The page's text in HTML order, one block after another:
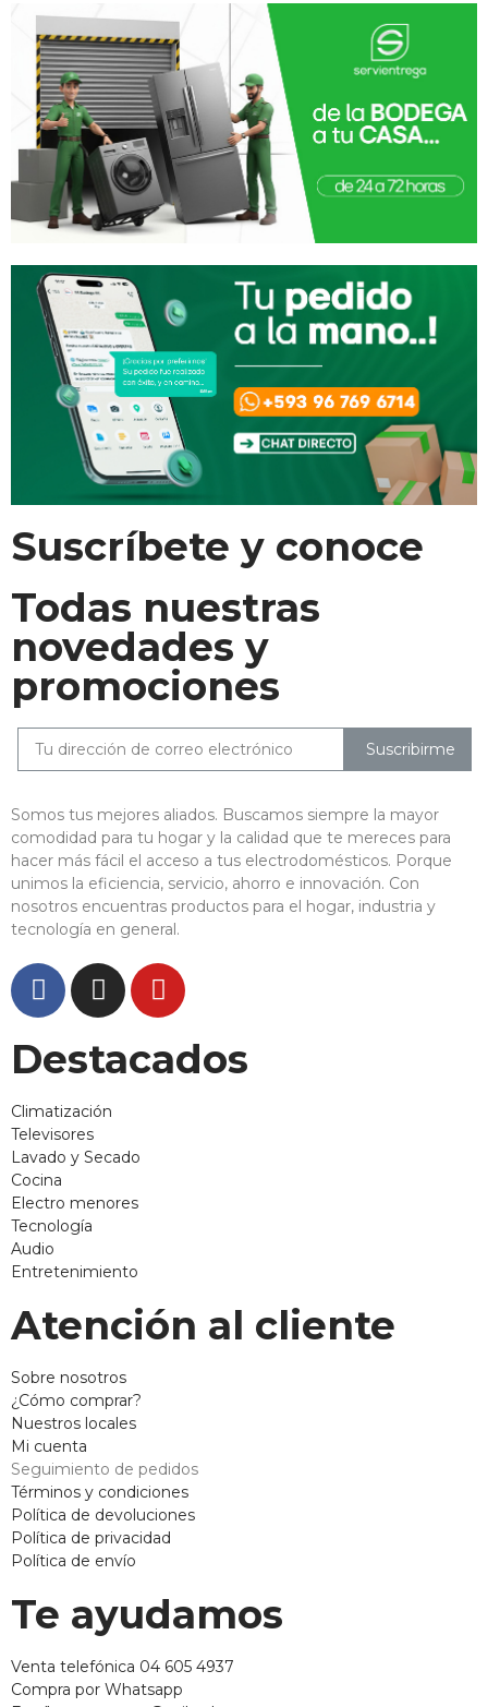
Suscríbete y conoce
Todas nuestras
novedades y
promociones
Suscribirme
Somos tus mejores aliados. Buscamos siempre la mayor
comodidad para tu hogar y la calidad que te mereces para
hacer más fácil el acceso a tus electrodomésticos. Porque
unimos la eficiencia, servicio, ahorro e innovación. Con
nosotros encuentras productos para el hogar, industria y
tecnología en general.
Destacados
Climatización
Televisores
Lavado y Secado
Cocina
Electro menores
Tecnología
Audio
Entretenimiento
Atención al cliente
Sobre nosotros
¿Cómo comprar?
Nuestros locales
Mi cuenta
Seguimiento de pedidos
Términos y condiciones
Política de devoluciones
Política de privacidad
Política de envío
Te ayudamos
Venta telefónica 04 605 4937
Compra por Whatsapp